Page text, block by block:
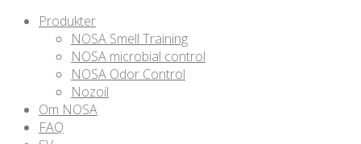
Produkter
NOSA Smell Training
NOSA microbial control
NOSA Odor Control
Nozoil
Om NOSA
FAQ